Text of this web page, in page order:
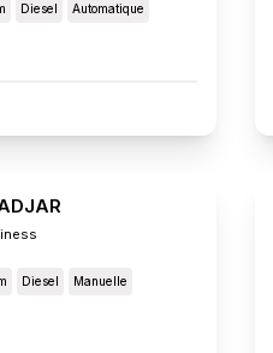
Diesel Automatique
Diesel Manuelle